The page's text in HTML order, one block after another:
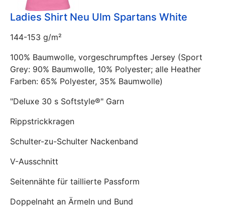
Ladies Shirt Neu Ulm Spartans White
144-153 g/m²
100% Baumwolle, vorgeschrumpftes Jersey (Sport
Grey: 90% Baumwolle, 10% Polyester; alle Heather
Farben: 65% Polyester, 35% Baumwolle)
"Deluxe 30 s Softstyle®" Garn
Rippstrickkragen
Schulter-zu-Schulter Nackenband
V-Ausschnitt
Seitennähte für taillierte Passform
Doppelnaht an Ärmeln und Bund